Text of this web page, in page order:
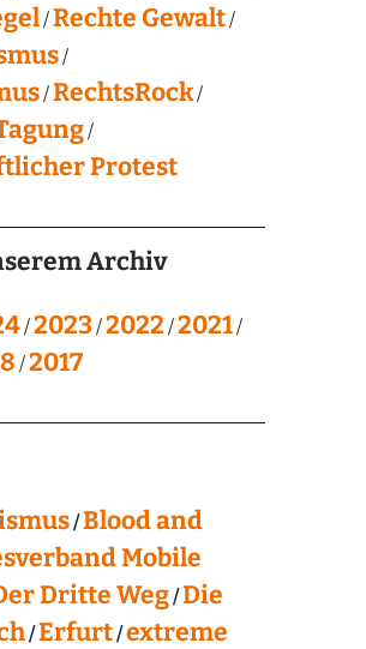
Rechte Gewalt
RechtsRock
Protest
Archiv
2023 2022 2021
2017
Blood and
Mobile
Dritte Weg Die
Erfurt extreme